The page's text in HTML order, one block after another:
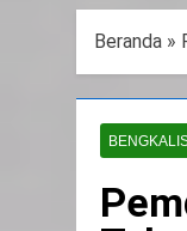
Beranda »